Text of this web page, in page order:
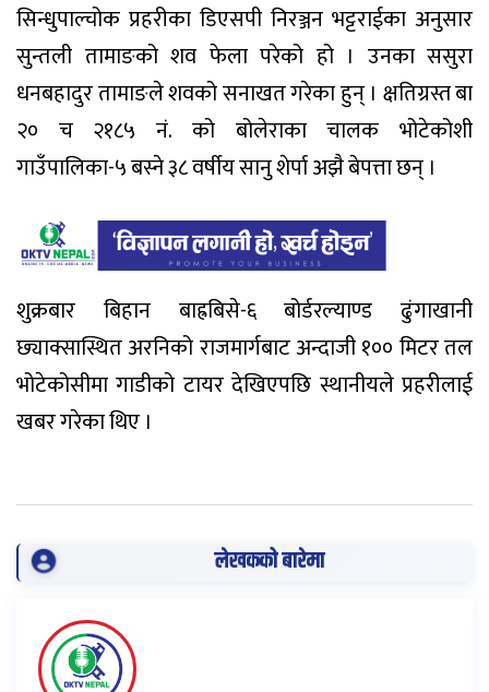
सिन्धुपाल्चोक प्रहरीका डिएसपी निरञ्जन भट्टराईका अनुसार
सुन्तली तामाङको शव फेला परेको हो । उनका ससुरा
धनबहादुर तामाङले शवको सनाखत गरेका हुन् । क्षतिग्रस्त बा
२० च २१८५ नं. को बोलेराका चालक भोटेकोशी
गाउँपालिका-५ बस्ने ३८ वर्षीय सानु शेर्पा अझै बेपत्ता छन् ।
शुक्रबार बिहान बाह्रबिसे-६ बोर्डरल्याण्ड ढुंगाखानी
छ्याक्सास्थित अरनिको राजमार्गबाट अन्दाजी १०० मिटर तल
भोटेकोसीमा गाडीको टायर देखिएपछि स्थानीयले प्रहरीलाई
खबर गरेका थिए ।
लेखकको बारेमा